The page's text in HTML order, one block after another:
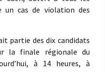
un cas de violation des
partie des dix candidats
la finale régionale du
à 14 heures, à